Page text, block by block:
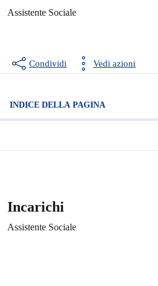
Assistente Sociale
Condividi Vedi azioni
INDICE DELLA PAGINA
Incarichi
Assistente Sociale